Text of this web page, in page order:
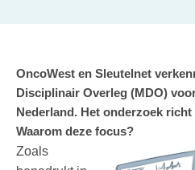
OncoWest en Sleutelnet
Disciplinair Overleg (MDO)
Nederland. Het onderzoek
Waarom deze focus?
Zoals